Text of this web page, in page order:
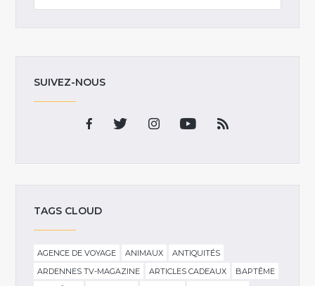
SUIVEZ-NOUS
TAGS CLOUD
AGENCE DE VOYAGE ANIMAUX
ANTIQUITÉS
ARDENNES TV-MAGAZINE
ARTICLES CADEAUX
BAPTÊME